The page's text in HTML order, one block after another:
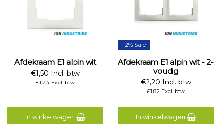
Afdekraam E1 alpin wit
€1,50 Incl. btw
€1,24 Excl. btw
In winkelwagen
12% Sale
Afdekraam E1 alpin wit - 2-
voudig
€2,20 Incl. btw
€1,82 Excl. btw
In winkelwagen